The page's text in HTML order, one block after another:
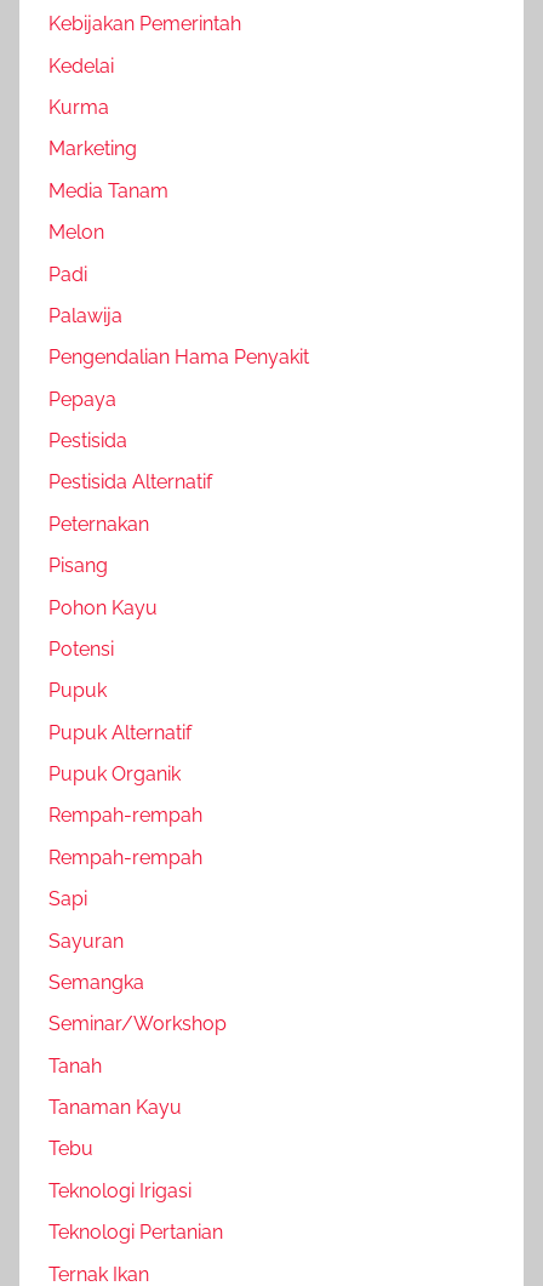
Kebijakan Pemerintah
Kedelai
Kurma
Marketing
Media Tanam
Melon
Padi
Palawija
Pengendalian Hama Penyakit
Pepaya
Pestisida
Pestisida Alternatif
Peternakan
Pisang
Pohon Kayu
Potensi
Pupuk
Pupuk Alternatif
Pupuk Organik
Rempah-rempah
Rempah-rempah
Sapi
Sayuran
Semangka
Seminar/Workshop
Tanah
Tanaman Kayu
Tebu
Teknologi Irigasi
Teknologi Pertanian
Ternak Ikan